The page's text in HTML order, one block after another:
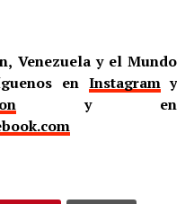
Venezuela y el Mundo
en Instagramy
y en